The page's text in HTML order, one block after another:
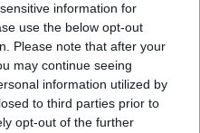
information for
use the below opt-out
Please note that after your
may continue seeing
information utilized by
to third parties prior to
opt-out of the further